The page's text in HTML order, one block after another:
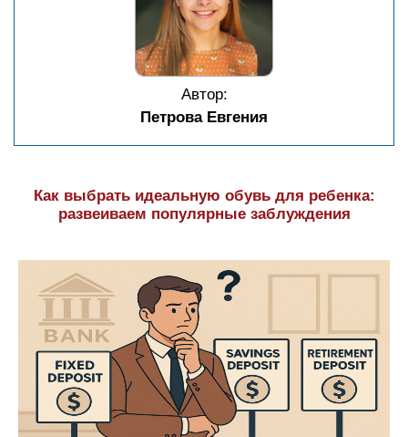
Автор:
Петрова Евгения
Как выбрать идеальную обувь для ребенка:
развеиваем популярные заблуждения